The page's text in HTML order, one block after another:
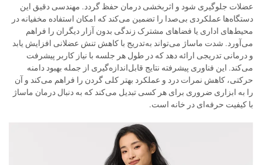
عضلات جلوگیری شود و اثربخشی درمان حفظ گردد. مهندسی دقیق این
دستگاه‌ها عملکردی بی‌صدا را تضمین می‌کند که امکان استفاده مخفیانه در
محیط‌های اداری یا فضاهای مشترک زندگی بدون آزار دیگران را فراهم
می‌آورد. شدت ماساژ می‌تواند به‌تدریج با کاهش تنش عضلانی افزایش یابد
و درمانی تدریجی ارائه دهد که در طول هر جلسه با نیاز کاربر پیشرفت
می‌کند. این فناوری پیشرفته نتایج قابل‌اندازه‌گیری از جمله بهبود دامنه
حرکتی، کاهش نمرات درد و عملکرد بهتر کلی گردن را فراهم می‌کند و آن
را به ابزاری ضروری برای هر کسی تبدیل می‌کند که به دنبال درمان ماساژ
با کیفیت حرفه‌ای در خانه است.